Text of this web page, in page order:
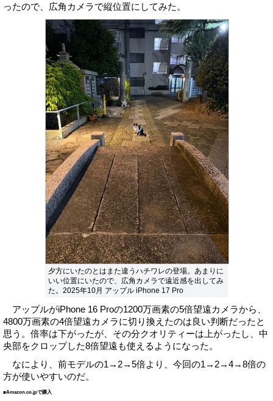
ったので、広角カメラで縦位置にしてみた。
夕方にいたのとはまた違うハチワレの登場。あまりに
いい位置にいたので、広角カメラで遠近感を出してみ
た。2025年10月 アップル iPhone 17 Pro
アップルがiPhone 16 Proの1200万画素の5倍望遠カメラから、
4800万画素の4倍望遠カメラに切り換えたのは良い判断だったと
思う。倍率は下がったが、その分クオリティーは上がったし、中
央部をクロップした8倍望遠も使えるようになった。
なにより、前モデルの1→2→5倍より、今回の1→2→4→8倍の
方が使いやすいのだ。
■Amazon.co.jpで購入